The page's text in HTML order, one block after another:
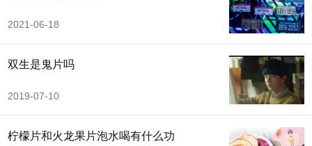
2021-06-18
双生是鬼片吗
2019-07-10
柠檬片和火龙果片泡水喝有什么功